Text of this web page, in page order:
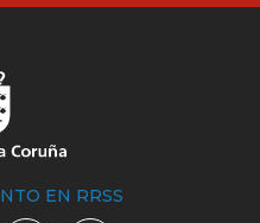
EN RRSS